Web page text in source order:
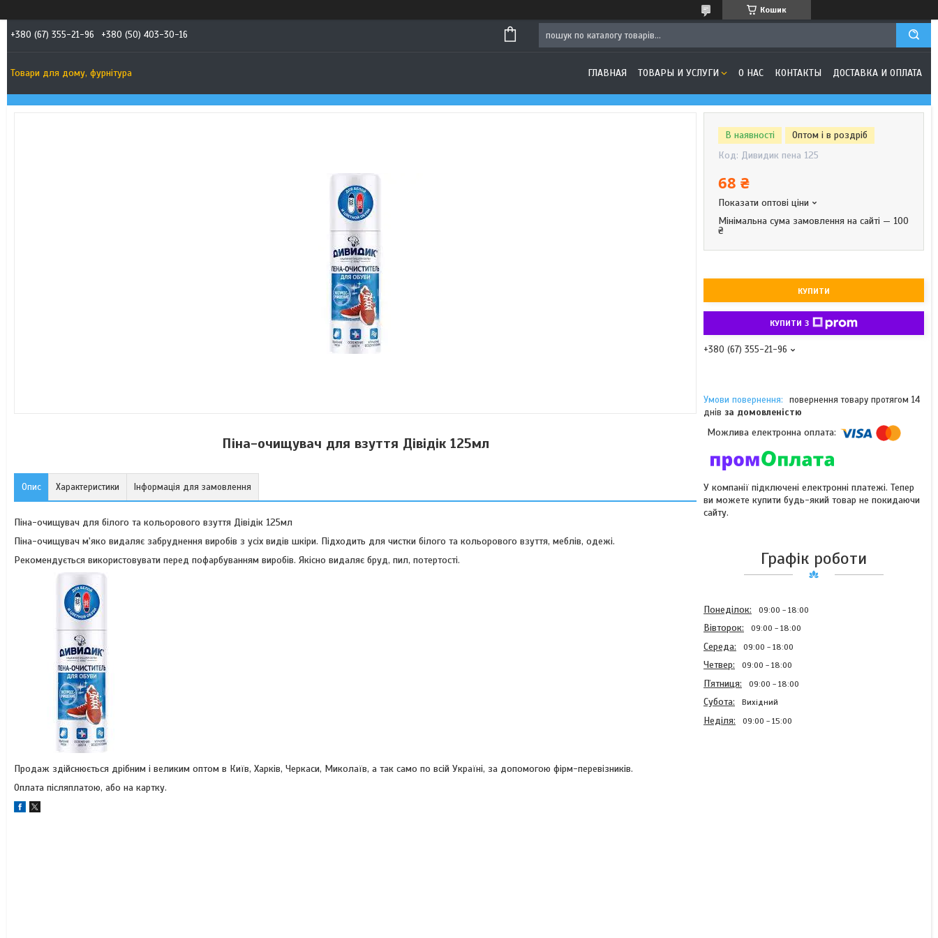
Кошик
+380 (67) 355-21-96 +380 (50) 403-30-16
Товари для дому, фурнітура ГЛАВНАЯ ТОВАРЫ И УСЛУГИ О НАС КОНТАКТЫ ДОСТАВКА И ОПЛАТА
Піна-очищувач для взуття Дівідік 125мл
Опис Характеристики Інформація для замовлення
Піна-очищувач для білого та кольорового взуття Дівідік 125мл
Піна-очищувач м'яко видаляє забруднення виробів з усіх видів шкіри. Підходить для чистки білого та кольорового взуття, меблів, одежі.
Рекомендується використовувати перед пофарбуванням виробів. Якісно видаляє бруд, пил, потертості.
Продаж здійснюється дрібним і великим оптом в Київ, Харків, Черкаси, Миколаїв, а так само по всій Україні, за допомогою фірм-перевізників.
Оплата післяплатою, або на картку.
В наявності
Оптом і в роздріб
Код: Дивидик пена 125
68 ₴
Показати оптові ціни
Мінімальна сума замовлення на сайті — 100
₴
КУПИТИ
КУПИТИ З
+380 (67) 355-21-96
повернення товару протягом 14
днів за домовленістю
У компанії підключені електронні платежі. Тепер
ви можете купити будь-який товар не покидаючи
сайту.
Графік роботи
Понеділок 09:00 18:00
Вівторок 09:00 18:00
Середа 09:00 18:00
Четвер 09:00 18:00
Пʼятниця 09:00 18:00
Субота Вихідний
Неділя 09:00 15:00